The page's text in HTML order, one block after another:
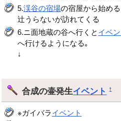
5.渓谷の宿場の宿屋から始め
辻うらないが訪れてくる
6.ニ面地蔵の谷へ行くと イベン
へ行けるようになる｡
↓
合成の壷発生イベント †
※ガイバライベント